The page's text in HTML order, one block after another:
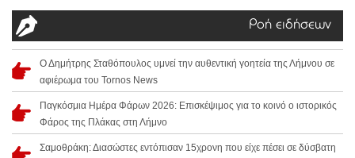
Ροή ειδήσεων
Ο Δημήτρης Σταθόπουλος υμνεί την αυθεντική γοητεία της Λήμνου σε
αφιέρωμα του Tornos News
Παγκόσμια Ημέρα Φάρων 2026: Επισκέψιμος για το κοινό ο ιστορικός
Φάρος της Πλάκας στη Λήμνο
Σαμοθράκη: Διασώστες εντόπισαν 15χρονη που είχε πέσει σε δύσβατη